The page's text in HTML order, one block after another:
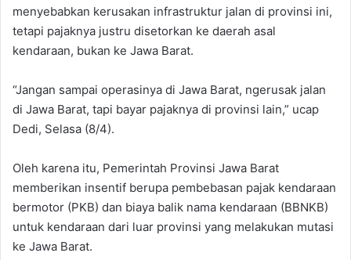
menyebabkan kerusakan infrastruktur jalan di provinsi ini,
tetapi pajaknya justru disetorkan ke daerah asal
kendaraan, bukan ke Jawa Barat.
“Jangan sampai operasinya di Jawa Barat, ngerusak jalan
di Jawa Barat, tapi bayar pajaknya di provinsi lain,” ucap
Dedi, Selasa (8/4).
Oleh karena itu, Pemerintah Provinsi Jawa Barat
memberikan insentif berupa pembebasan pajak kendaraan
bermotor (PKB) dan biaya balik nama kendaraan (BBNKB)
untuk kendaraan dari luar provinsi yang melakukan mutasi
ke Jawa Barat.